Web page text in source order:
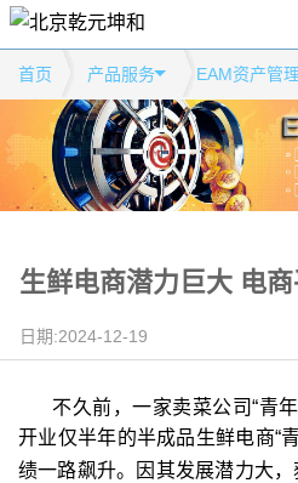
首页 产品服务 EAM资产管
生鲜电商潜力巨大 电
日期:2024-12-19
不久前，一家卖菜公司“青
开业仅半年的半成品生鲜电商“
绩一路飙升。因其发展潜力大